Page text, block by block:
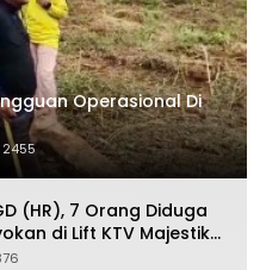
Operasional Di
2455
(HR), 7 Orang Diduga
di Lift KTV Majestik
Kantor Hukum JAP